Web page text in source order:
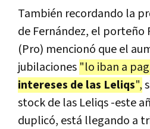
También recordando la
de Fernández, el porteño
(Pro) mencionó que el
jubilaciones "lo iban a
intereses de las Leliqs",
stock de las Leliqs -este
duplicó, está llegando a